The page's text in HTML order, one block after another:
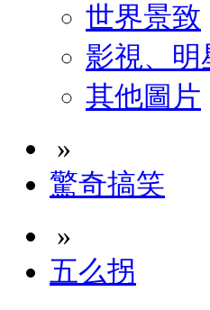
世界景致
影視、明
其他圖片
»
驚奇搞笑
»
五么拐